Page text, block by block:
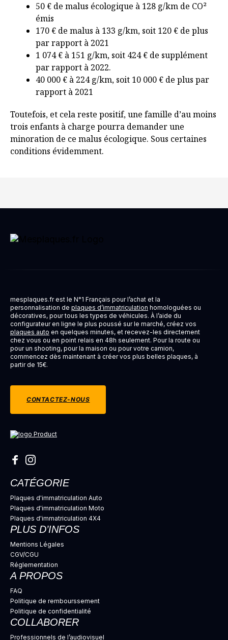
50 € de malus écologique à 128 g/km de CO²
émis
170 € de malus à 133 g/km, soit 120 € de plus
par rapport à 2021
1 074 € à 151 g/km, soit 424 € de supplément
par rapport à 2022.
40 000 € à 224 g/km, soit 10 000 € de plus par
rapport à 2021
Toutefois, et cela reste positif, une famille d’au moins
trois enfants à charge pourra demander une
minoration de ce malus écologique. Sous certaines
conditions évidemment.
mesplaques.fr est le N°1 Français pour l’achat et la
personnalisation de plaques d’immatriculation homologuées ou
décoratives, pour tous les types de véhicules. À l’aide du
configurateur en ligne le plus poussé sur le marché, créez vos
plaques auto en quelques minutes, et recevez-les directement
chez vous ou en point relais en 48h seulement. Pour la route ou
pour un shooting, pour la maison ou pour votre camion,
commencez dès maintenant à créer vos plus belles plaques, à
partir de 15€.
CONTACTEZ-NOUS
CATÉGORIE
Plaques d'immatriculation Auto
Plaques d'immatriculation Moto
Plaques d'immatriculation 4X4
PLUS D’INFOS
Mentions Légales
CGV/CGU
Réglementation
A PROPOS
FAQ
Politique de rembourssement
Politique de confidentialité
COLLABORER
Professionnels de l’audiovisuel